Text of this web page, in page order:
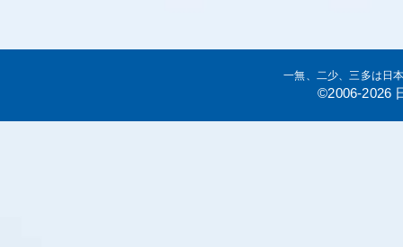
一無、二少、三多は日
©2006-2026